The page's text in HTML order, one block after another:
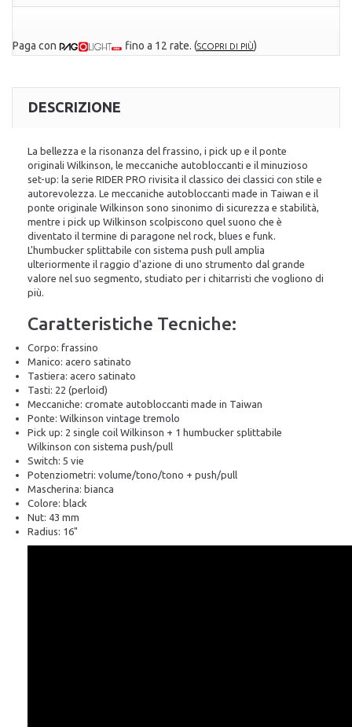
Paga con fino a 12 rate. (SCOPRI DI PIÙ)
DESCRIZIONE
La bellezza e la risonanza del frassino, i pick up e il ponte
originali Wilkinson, le meccaniche autobloccanti e il minuzioso
set-up: la serie RIDER PRO rivisita il classico dei classici con stile e
autorevolezza. Le meccaniche autobloccanti made in Taiwan e il
ponte originale Wilkinson sono sinonimo di sicurezza e stabilità,
mentre i pick up Wilkinson scolpiscono quel suono che è
diventato il termine di paragone nel rock, blues e funk.
L'humbucker splittabile con sistema push pull amplia
ulteriormente il raggio d'azione di uno strumento dal grande
valore nel suo segmento, studiato per i chitarristi che vogliono di
più.
Caratteristiche Tecniche:
Corpo: frassino
Manico: acero satinato
Tastiera: acero satinato
Tasti: 22 (perloid)
Meccaniche: cromate autobloccanti made in Taiwan
Ponte: Wilkinson vintage tremolo
Pick up: 2 single coil Wilkinson + 1 humbucker splittabile
Wilkinson con sistema push/pull
Switch: 5 vie
Potenziometri: volume/tono/tono + push/pull
Mascherina: bianca
Colore: black
Nut: 43 mm
Radius: 16"